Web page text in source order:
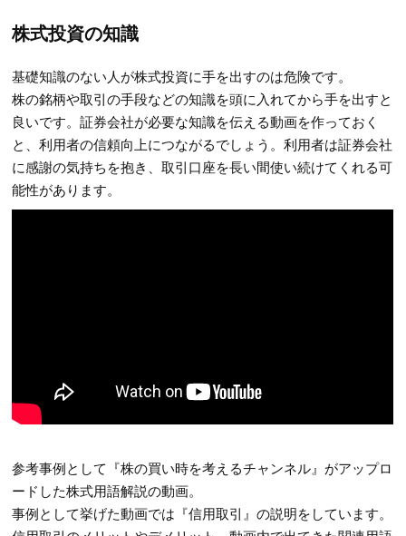
株式投資の知識
基礎知識のない人が株式投資に手を出すのは危険です。
株の銘柄や取引の手段などの知識を頭に入れてから手を出すと
良いです。証券会社が必要な知識を伝える動画を作っておく
と、利用者の信頼向上につながるでしょう。利用者は証券会社
に感謝の気持ちを抱き、取引口座を長い間使い続けてくれる可
能性があります。
参考事例として『株の買い時を考えるチャンネル』がアップロ
ードした株式用語解説の動画。
事例として挙げた動画では『信用取引』の説明をしています。